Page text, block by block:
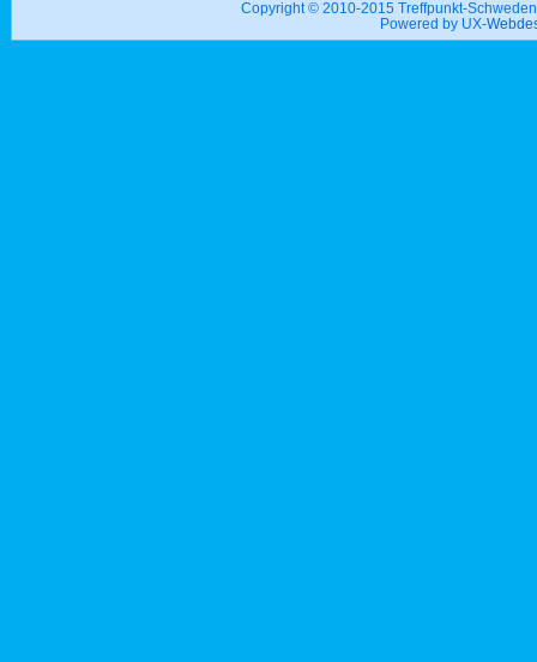
Copyright © 2010-2015 Treffpunkt-
Powered by UX-